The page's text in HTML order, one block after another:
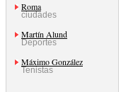
Roma
ciudades
Martín Alund
Deportes
Máximo González
Tenistas